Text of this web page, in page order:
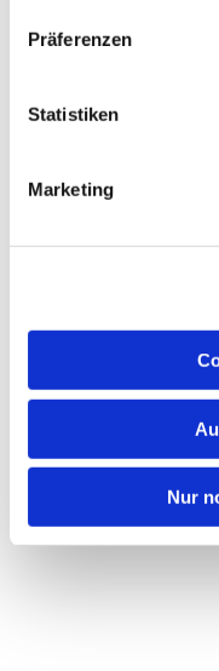
Präferenzen
Statistiken
Marketing
Nur
Sonntag:
Mittwoch:
Freitag: